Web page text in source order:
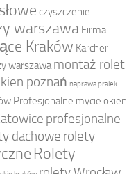
czyszczenie
warszawa Firma
Kraków Karcher
warszawa montaż rolet
poznań naprawa pralek
Profesjonalne mycie okien
profesjonalne
dachowe rolety
Rolety